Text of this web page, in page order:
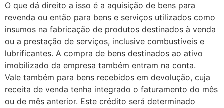
O que dá direito a isso é a aquisição de bens para
revenda ou então para bens e serviços utilizados como
insumos na fabricação de produtos destinados à venda
ou a prestação de serviços, inclusive combustíveis e
lubrificantes. A compra de bens destinados ao ativo
imobilizado da empresa também entram na conta.
Vale também para bens recebidos em devolução, cuja
receita de venda tenha integrado o faturamento do mês
ou de mês anterior. Este crédito será determinado